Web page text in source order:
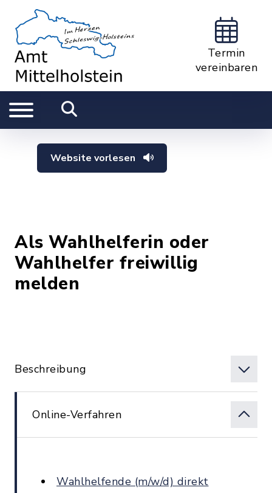
Termin
vereinbaren
Website vorlesen
Als Wahlhelferin oder
Wahlhelfer freiwillig
melden
Beschreibung
Online-Verfahren
Wahlhelfende (m/w/d) direkt